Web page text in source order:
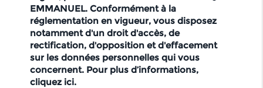
EMMANUEL. Conformément à la
réglementation en vigueur, vous disposez
notamment d'un droit d'accès, de
rectification, d'opposition et d'effacement
sur les données personnelles qui vous
concernent. Pour plus d’informations,
cliquez ici.